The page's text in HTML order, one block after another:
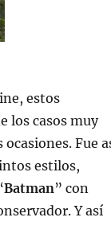
estos
los casos muy
Fue
estilos,
Batman” con
Y así